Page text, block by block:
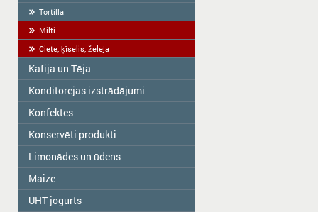
Tortilla
Milti
Ciete, ķīselis, želeja
Kafija un Tēja
Tēja
KAFIJA
Konditorejas izstrādājumi
Ražots Latvijā roku darbs
Fasēti cepumi
Sveramie cepumi
Krekers
Prjaņiki
Salmiņi
Konfektes
ME2U
Shokoladno
Argo Sweets
Nefis
Konfektes "RIKOND"
Konservēti produkti
Zelta Saule
Gospodarochka
Sladovsit
Limonādes un ūdens
Vitamizu
Hi5
Maize
UHT jogurts